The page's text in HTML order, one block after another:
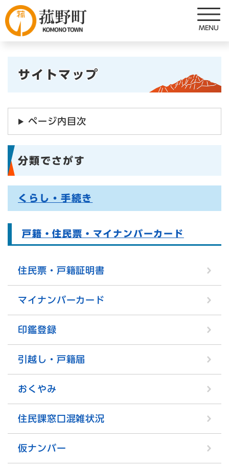
ー
ジ
サイトマップ
ページ内目次
分類でさがす
くらし・手続き
戸籍・住民票・マイナンバーカード
住民票・戸籍証明書
マイナンバーカード
印鑑登録
引越し・戸籍届
おくやみ
住民課窓口混雑状況
仮ナンバー